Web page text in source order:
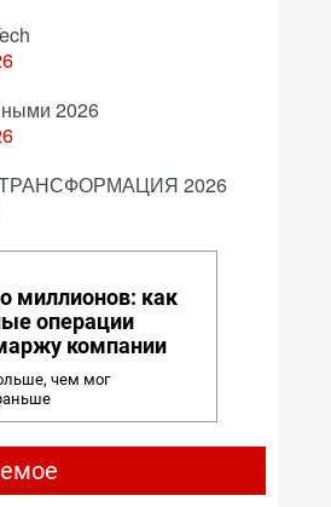
2026
ТРАНСФОРМАЦИЯ 2026
миллионов: как
операции
компании
чем мог